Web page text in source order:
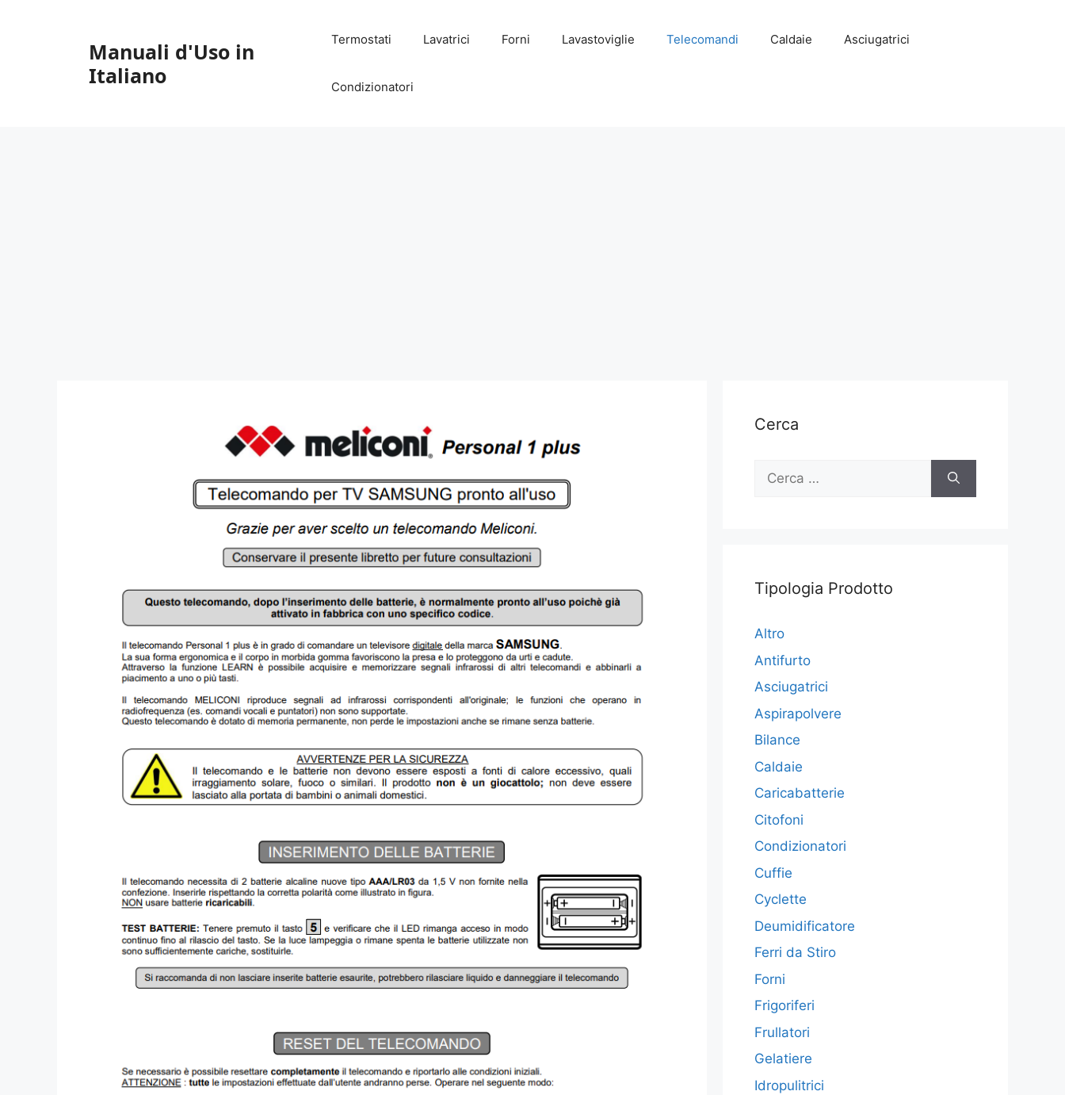
Manuali d'Uso in
Italiano
Termostati Lavatrici Forni Lavastoviglie Telecomandi Caldaie Asciugatrici
Condizionatori
Cerca
Ricerca
Tipologia Prodotto
Altro
Antifurto
Asciugatrici
Aspirapolvere
Bilance
Caldaie
Caricabatterie
Citofoni
Condizionatori
Cuffie
Cyclette
Deumidificatore
Ferri da Stiro
Forni
Frigoriferi
Frullatori
Gelatiere
Idropulitrici